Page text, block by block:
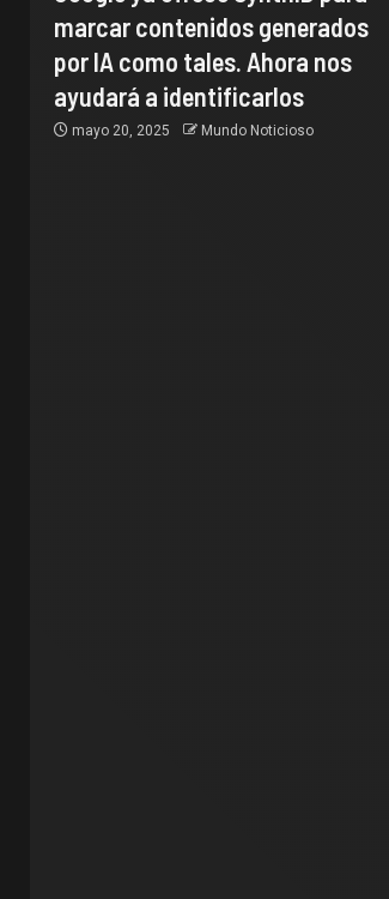
marcar contenidos generados
por IA como tales. Ahora nos
ayudará a identificarlos
mayo 20, 2025 Mundo Noticioso